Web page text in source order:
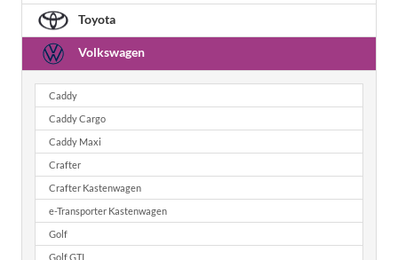
Toyota
Volkswagen
Caddy
Caddy Cargo
Caddy Maxi
Crafter
Crafter Kastenwagen
e-Transporter Kastenwagen
Golf
Golf GTI